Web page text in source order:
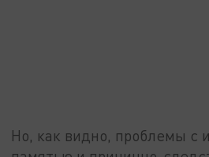
Но, как видно, проблемы с